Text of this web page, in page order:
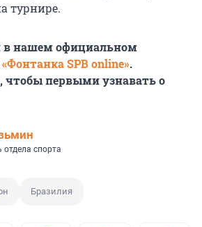
турнире.
в нашем официальном
«Фонтанка SPB online».
чтобы первыми узнавать о
отдела спорта
Бразилия